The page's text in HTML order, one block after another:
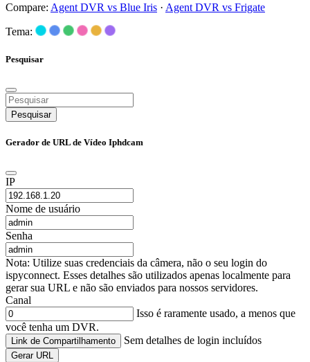
Compare: Agent DVR vs Blue Iris · Agent DVR vs Frigate
Tema:
Pesquisar
Pesquisar
Gerador de URL de Vídeo Iphdcam
IP
Nome de usuário
Senha
Nota: Utilize suas credenciais da câmera, não o seu login do
ispyconnect. Esses detalhes são utilizados apenas localmente para
gerar sua URL e não são enviados para nossos servidores.
Canal
Isso é raramente usado, a menos que
você tenha um DVR.
Link de Compartilhamento Sem detalhes de login incluídos
Gerar URL